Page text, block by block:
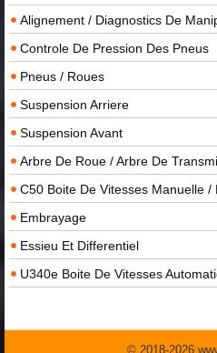
Alignement / Diagnostics De
Controle De Pression Des Pneus
Pneus / Roues
Suspension Arriere
Suspension Avant
Arbre De Roue / Arbre De
C50 Boite De Vitesses Manuelle /
Embrayage
Essieu Et Differentiel
U340e Boite De Vitesses
© 2018-2026